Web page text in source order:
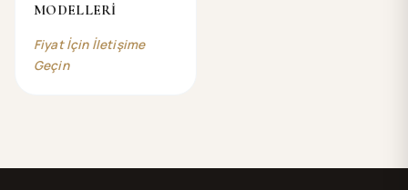
MODELLERİ
Fiyat İçin İletişime
Geçin